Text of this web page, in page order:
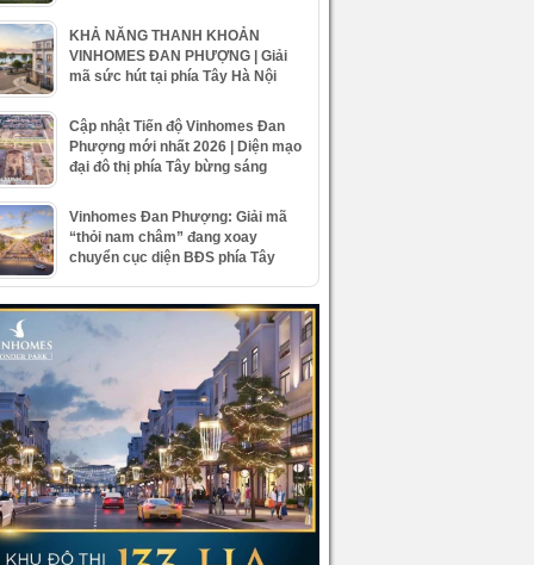
KHẢ NĂNG THANH KHOẢN
VINHOMES ĐAN PHƯỢNG | Giải
mã sức hút tại phía Tây Hà Nội
Cập nhật Tiến độ Vinhomes Đan
Phượng mới nhất 2026 | Diện mạo
đại đô thị phía Tây bừng sáng
Vinhomes Đan Phượng: Giải mã
“thỏi nam châm” đang xoay
chuyển cục diện BĐS phía Tây